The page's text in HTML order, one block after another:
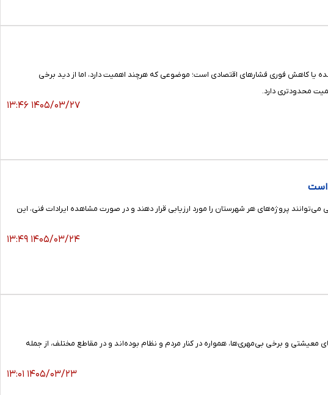
یا کاهش فوری فشارهای اقتصادی است؛ موضوعی که هرچند اهمیت دارد، اما از دید برخی
محدودتری دارد.
۱۴۰۵/۰۳/۲۷ ۱۳:۴۶
است
پروژه‌های هر شهرستان را مورد ارزیابی قرار دهند و در صورت مشاهده ایرادات فنی، این
۱۴۰۵/۰۳/۲۴ ۱۳:۴۹
و برخی بی‌مهری‌ها، همواره در کنار مردم و نظام بوده‌اند و در مقاطع مختلف، از جمله
۱۴۰۵/۰۳/۲۳ ۱۳:۰۱